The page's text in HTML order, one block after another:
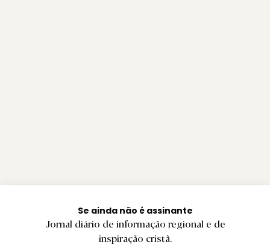
Se ainda não é assinante
Jornal diário de informação regional e de
inspiração cristã.